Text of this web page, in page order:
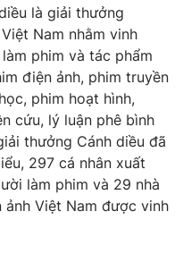
là giải thưởng
Nam nhằm vinh
phim và tác phẩm
điện ảnh, phim truyền
phim hoạt hình,
cứu, lý luận phê bình
thưởng Cánh diều đã
297 cá nhân xuất
làm phim và 29 nhà
Việt Nam được vinh